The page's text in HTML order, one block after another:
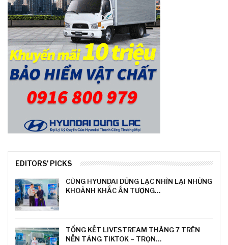
EDITORS' PICKS
CÙNG HYUNDAI DŨNG LẠC NHÌN LẠI NHỮNG
KHOẢNH KHẮC ẤN TƯỢNG…
TỔNG KẾT LIVESTREAM THÁNG 7 TRÊN
NỀN TẢNG TIKTOK – TRỌN…